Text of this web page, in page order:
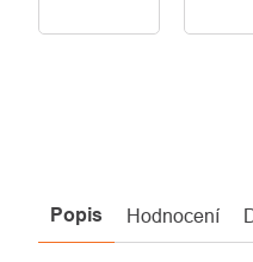
Popis Hodnocení